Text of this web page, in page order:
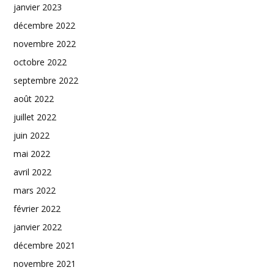
janvier 2023
décembre 2022
novembre 2022
octobre 2022
septembre 2022
août 2022
juillet 2022
juin 2022
mai 2022
avril 2022
mars 2022
février 2022
janvier 2022
décembre 2021
novembre 2021